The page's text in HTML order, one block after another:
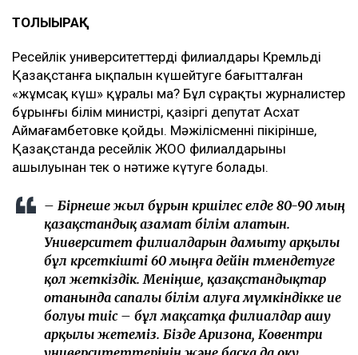
ТОЛЫҒЫРАҚ
Ресейлік университеттердің филиалдары Кремльдің
Қазақстанға ықпалын күшейтуге бағытталған
«жұмсақ күш» құралы ма? Бұл сұрақты журналистер
бұрынғы білім министрі, қазіргі депутат Асхат
Аймағамбетовке қойды. Мәжілісменнің пікірінше,
Қазақстанда ресейлік ЖОО филиалдарының
ашылуынан тек оң нәтиже күтуге болады.
– Бірнеше жыл бұрын көршілес елде 80-90 мың
қазақстандық азамат білім алатын.
Университет филиалдарын дамыту арқылы
бұл көрсеткішті 60 мыңға дейін төмендетуге
қол жеткіздік. Меніңше, қазақстандықтар
отанында сапалы білім алуға мүмкіндікке ие
болуы тиіс – бұл мақсатқа филиалдар ашу
арқылы жетеміз. Бізде Аризона, Ковентри